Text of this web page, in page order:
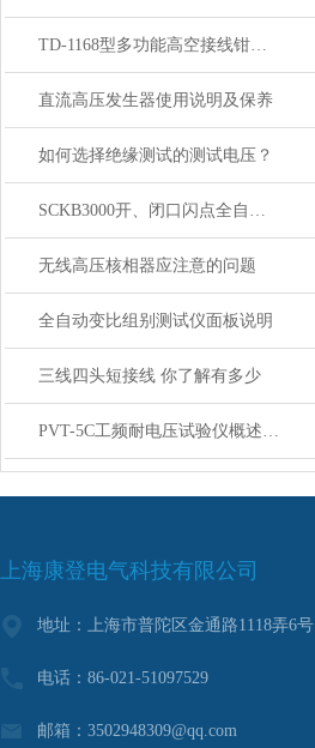
TD-1168型多功能高空接线钳使用方法
直流高压发生器使用说明及保养
如何选择绝缘测试的测试电压？
SCKB3000开、闭口闪点全自动测定仪 仪器特点
无线高压核相器应注意的问题
全自动变比组别测试仪面板说明
三线四头短接线 你了解有多少
PVT-5C工频耐电压试验仪概述及特点
上海康登电气科技有限公司
地址：上海市普陀区金通路1118弄6号
电话：86-021-51097529
邮箱：3502948309@qq.com